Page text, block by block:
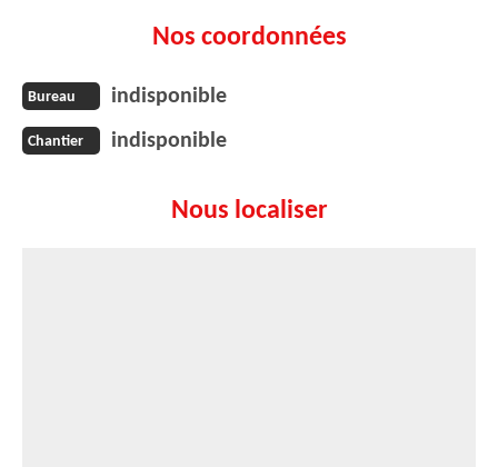
Nos coordonnées
Bureau indisponible
Chantier indisponible
Nous localiser